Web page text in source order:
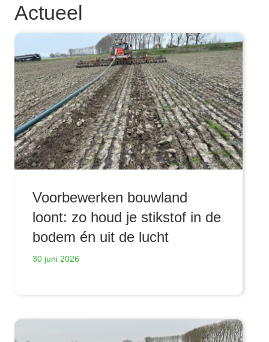
Actueel
Voorbewerken bouwland
loont: zo houd je stikstof in de
bodem én uit de lucht
30 juni 2026